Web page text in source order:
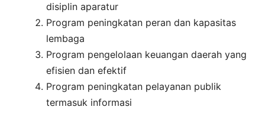
disiplin aparatur
Program peningkatan peran dan kapasitas
lembaga
Program pengelolaan keuangan daerah yang
efisien dan efektif
Program peningkatan pelayanan publik
termasuk informasi